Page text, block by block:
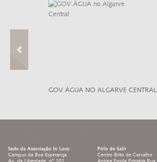
GOV.ÁGUA NO ALGARVE CENTRAL
Sede da Associação In Loco
Campus da Boa Esperança
Pólo de Salir
Centro Brito de Carvalho